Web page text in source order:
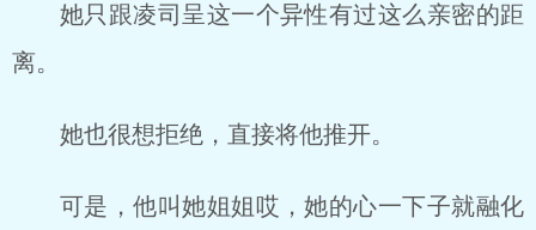
她只跟凌司呈这一个异性有过这么亲密的距
离。
她也很想拒绝，直接将他推开。
可是，他叫她姐姐哎，她的心一下子就融化